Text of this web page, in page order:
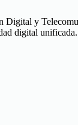
Digital y
digital